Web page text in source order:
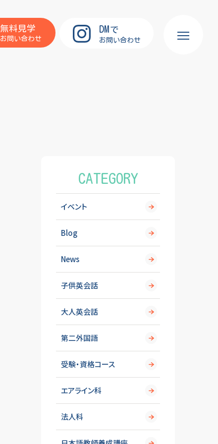
無料見学
お問い合わせ
DMで
お問い合わせ
CATEGORY
イベント
Blog
News
子供英会話
大人英会話
第二外国語
受験・資格コース
エアライン科
法人科